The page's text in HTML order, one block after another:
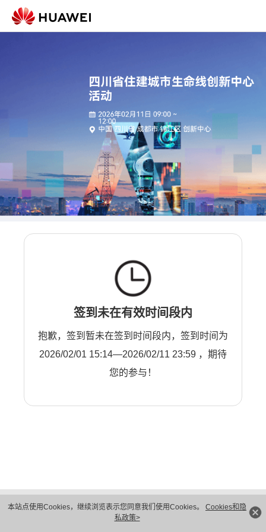
本站点使用Cookies，继续浏览表示您同意我们使用Cookies。 Cookies和隐
私政策>
签到未在有效时间段内
抱歉，签到暂未在签到时间段内，签到时间为
2026/02/01 15:14—2026/02/11 23:59 ，期待
您的参与！
隐私保护
法律声明